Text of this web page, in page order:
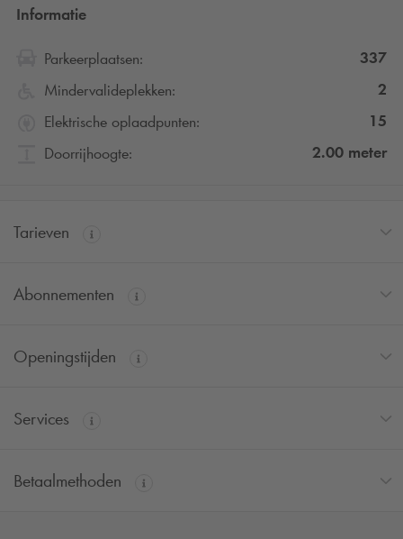
Informatie
Parkeerplaatsen:
337
Mindervalideplekken:
2
Elektrische oplaadpunten:
15
Doorrijhoogte:
2.00 meter
Tarieven
Abonnementen
Openingstijden
Services
Betaalmethoden